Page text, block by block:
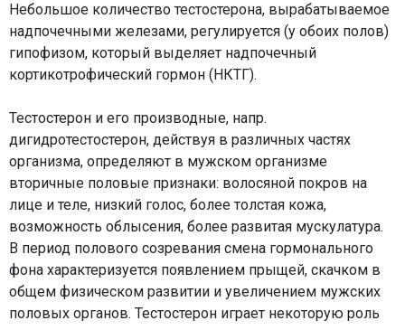
Небольшое количество тестостерона, вырабатываемое
надпочечными железами, регулируется (у обоих полов)
гипофизом, который выделяет надпочечный
кортикотрофический гормон (НКТГ).
Тестостерон и его производные, напр.
дигидротестостерон, действуя в различных частях
организма, определяют в мужском организме
вторичные половые признаки: волосяной покров на
лице и теле, низкий голос, более толстая кожа,
возможность облысения, более развитая мускулатура.
В период полового созревания смена гормонального
фона характеризуется появлением прыщей, скачком в
общем физическом развитии и увеличением мужских
половых органов. Тестостерон играет некоторую роль